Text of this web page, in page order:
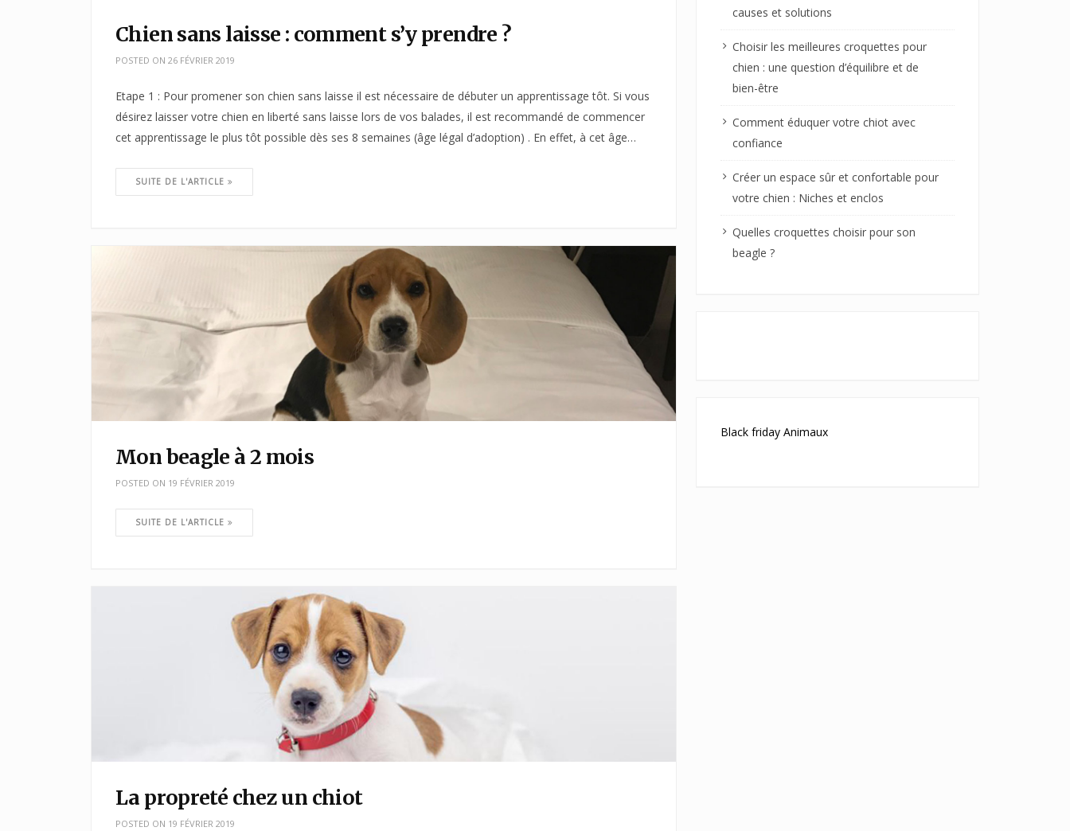
Chien sans laisse : comment s’y prendre ?
POSTED ON 26 FÉVRIER 2019
Etape 1 : Pour promener son chien sans laisse il est nécessaire de débuter un apprentissage tôt. Si vous
désirez laisser votre chien en liberté sans laisse lors de vos balades, il est recommandé de commencer
cet apprentissage le plus tôt possible dès ses 8 semaines (âge légal d’adoption) . En effet, à cet âge…
SUITE DE L'ARTICLE
Mon beagle à 2 mois
POSTED ON 19 FÉVRIER 2019
SUITE DE L'ARTICLE
La propreté chez un chiot
POSTED ON 19 FÉVRIER 2019
causes et solutions
Choisir les meilleures croquettes pour
chien : une question d’équilibre et de
bien-être
Comment éduquer votre chiot avec
confiance
Créer un espace sûr et confortable pour
votre chien : Niches et enclos
Quelles croquettes choisir pour son
beagle ?
Black friday Animaux